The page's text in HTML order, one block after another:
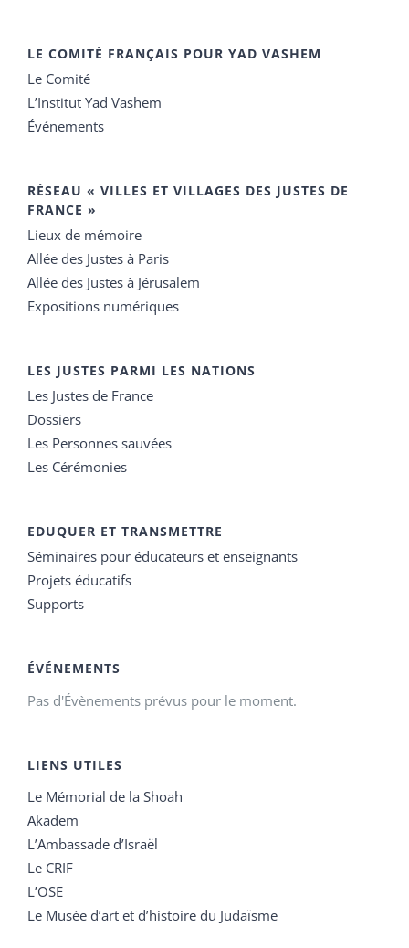
LE COMITÉ FRANÇAIS POUR YAD VASHEM
Le Comité
L’Institut Yad Vashem
Événements
RÉSEAU « VILLES ET VILLAGES DES JUSTES DE
FRANCE »
Lieux de mémoire
Allée des Justes à Paris
Allée des Justes à Jérusalem
Expositions numériques
LES JUSTES PARMI LES NATIONS
Les Justes de France
Dossiers
Les Personnes sauvées
Les Cérémonies
EDUQUER ET TRANSMETTRE
Séminaires pour éducateurs et enseignants
Projets éducatifs
Supports
ÉVÉNEMENTS
Pas d'Évènements prévus pour le moment.
LIENS UTILES
Le Mémorial de la Shoah
Akadem
L’Ambassade d’Israël
Le CRIF
L’OSE
Le Musée d’art et d’histoire du Judaïsme